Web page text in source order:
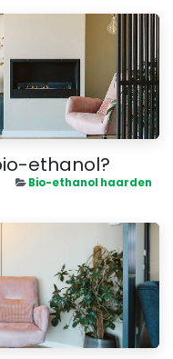
ethanol?
Bio-ethanol haarden